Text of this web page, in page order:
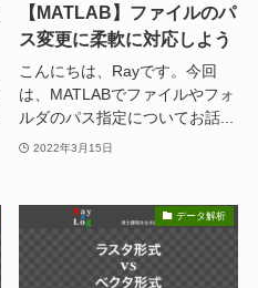
【MATLAB】ファイルのパ
ス変更に柔軟に対応しよう
こんにちは、Rayです。今回
は、MATLABでファイルやフォ
ルダのパス指定についてお話...
2022年3月15日
データ解析